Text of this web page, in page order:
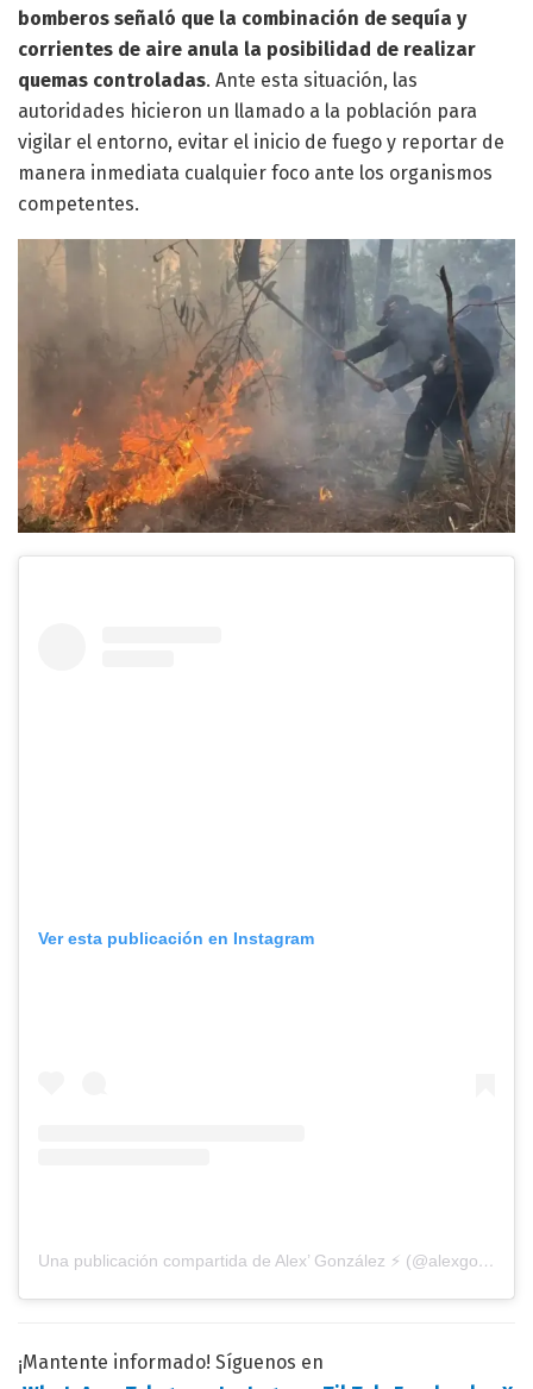
bomberos señaló que la combinación de sequía y
corrientes de aire anula la posibilidad de realizar
quemas controladas. Ante esta situación, las
autoridades hicieron un llamado a la población para
vigilar el entorno, evitar el inicio de fuego y reportar de
manera inmediata cualquier foco ante los organismos
competentes.
Ver esta publicación en Instagram
Una publicación compartida de Alex’ González ⚡ (@alexgonzalezdigital)
¡Mantente informado! Síguenos en